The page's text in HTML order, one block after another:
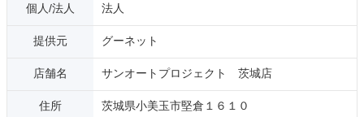
個人/法人 法人
提供元 グーネット
店舗名 サンオートプロジェクト 茨城店
住所 茨城県小美玉市堅倉１６１０